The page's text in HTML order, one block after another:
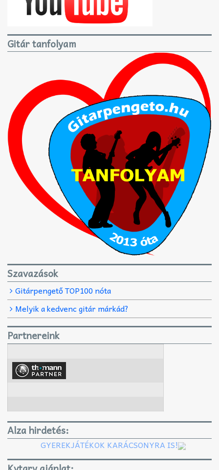
Gitár tanfolyam
Szavazások
Gitárpengető TOP100 nóta
Melyik a kedvenc gitár márkád?
Partnereink
Alza hirdetés:
GYEREKJÁTÉKOK KARÁCSONYRA IS!